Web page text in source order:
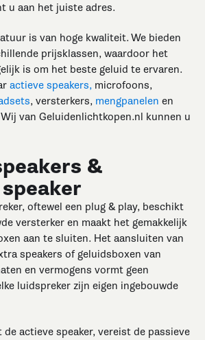
u aan het juiste adres.
is van hoge kwaliteit. We bieden
prijsklassen, waardoor het
is om het beste geluid te ervaren.
actieve speakers, microfoons,
, versterkers, mengpanelen en
Wij van Geluidenlichtkopen.nl kunnen u
&
oftewel een plug & play, beschikt
versterker en maakt het gemakkelijk
aan te sluiten. Het aansluiten van
speakers of geluidsboxen van
en vermogens vormt geen
luidspreker zijn eigen ingebouwde
actieve speaker, vereist de passieve